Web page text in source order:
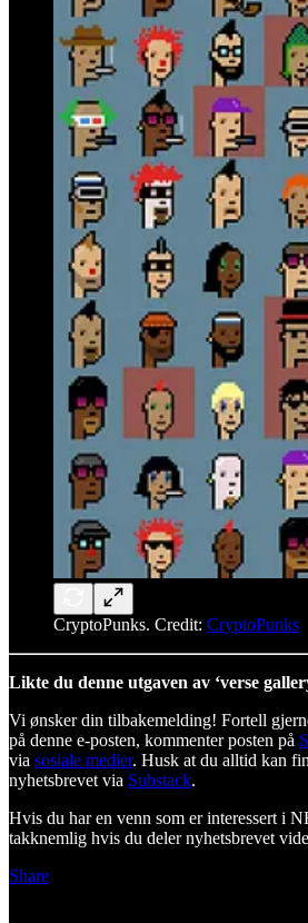
CryptoPunks. Credit: CryptoPunks
Likte du denne utgaven av ‘verse
Vi ønsker din tilbakemelding! Fortell
på denne e-posten, kommenter posten på
via sosiale medier. Husk at du alltid kan
nyhetsbrevet via Substack.
Hvis du har en venn som er interessert i
takknemlig hvis du deler nyhetsbrevet
Share